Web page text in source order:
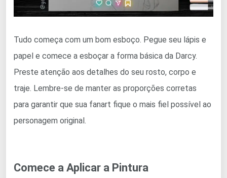
Tudo começa com um bom esboço. Pegue seu lápis e
papel e comece a esboçar a forma básica da Darcy.
Preste atenção aos detalhes do seu rosto, corpo e
traje. Lembre-se de manter as proporções corretas
para garantir que sua fanart fique o mais fiel possível ao
personagem original.
Comece a Aplicar a Pintura